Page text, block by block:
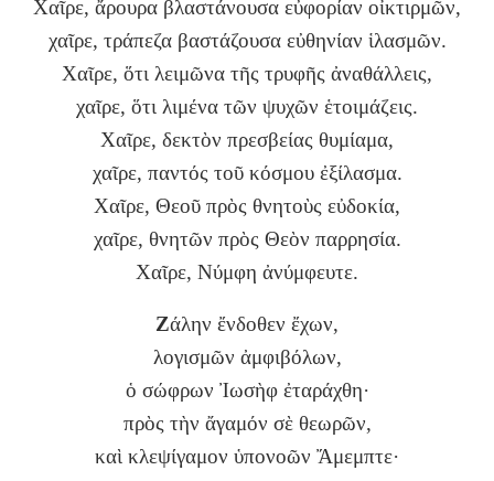
Χαῖρε, ἄρουρα βλαστάνουσα εὐφορίαν οἰκτιρμῶν,
χαῖρε, τράπεζα βαστάζουσα εὐθηνίαν ἱλασμῶν.
Χαῖρε, ὅτι λειμῶνα τῆς τρυφῆς ἀναθάλλεις,
χαῖρε, ὅτι λιμένα τῶν ψυχῶν ἑτοιμάζεις.
Χαῖρε, δεκτὸν πρεσβείας θυμίαμα,
χαῖρε, παντός τοῦ κόσμου ἐξίλασμα.
Χαῖρε, Θεοῦ πρὸς θνητοὺς εὐδοκία,
χαῖρε, θνητῶν πρὸς Θεὸν παρρησία.
Χαῖρε, Νύμφη ἀνύμφευτε.
Ζάλην ἔνδοθεν ἔχων,
λογισμῶν ἀμφιβόλων,
ὁ σώφρων Ἰωσὴφ ἐταράχθη·
πρὸς τὴν ἄγαμόν σὲ θεωρῶν,
καὶ κλεψίγαμον ὑπονοῶν Ἄμεμπτε·